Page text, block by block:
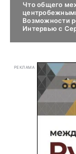
Что общего
Возможности
Интервью с
РЕКЛАМА